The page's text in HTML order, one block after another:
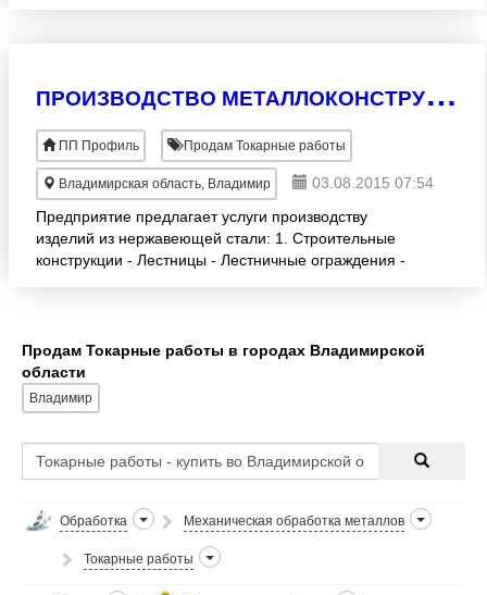
П
РОИЗВОДСТВО МЕТАЛЛОКОНСТРУКЦИЙ ИЗ ЧЕРНЫХ И ЦВЕТНЫХ МЕТАЛЛОВ ( В ТОМ ЧИСЛЕ НЕРЖАВЕЮЩЕЙ СТАЛИ, АЛЛЮМИ
ПП Профиль Продам Токарные работы
Владимирская область, Владимир
03.08.2015 07:54
Предприятие предлагает услуги производству
изделий из нержавеющей стали: 1. Строительные
конструкции - Лестницы - Лестничные ограждения -
Продам Токарные работы в городах Владимирской
области
Владимир
Обработка Механическая обработка металлов
Токарные работы